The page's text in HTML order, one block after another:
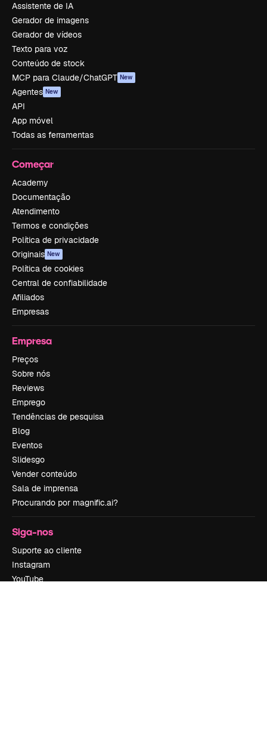
Assistente de IA
Gerador de imagens
Gerador de vídeos
Texto para voz
Conteúdo de stock
MCP para Claude/ChatGPT New
Agentes New
API
App móvel
Todas as ferramentas
Começar
Academy
Documentação
Atendimento
Termos e condições
Política de privacidade
Originais New
Política de cookies
Central de confiabilidade
Afiliados
Empresas
Empresa
Preços
Sobre nós
Reviews
Emprego
Tendências de pesquisa
Blog
Eventos
Slidesgo
Vender conteúdo
Sala de imprensa
Procurando por magnific.ai?
Siga-nos
Suporte ao cliente
Instagram
YouTube